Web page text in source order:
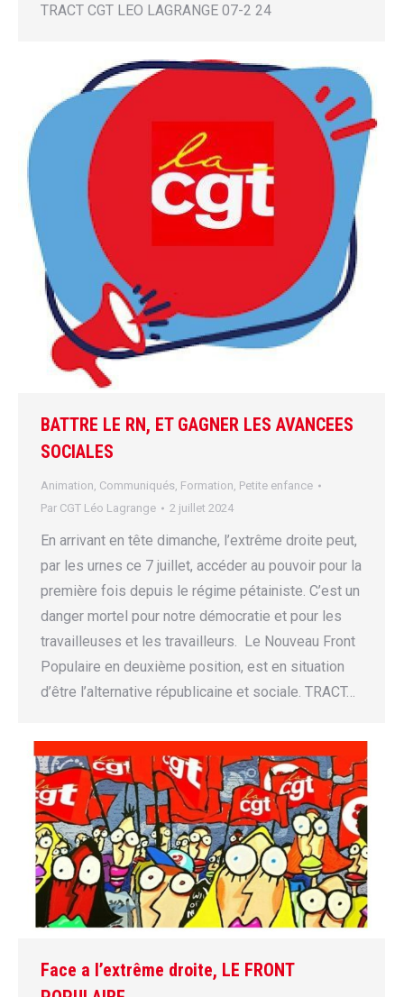
TRACT CGT LEO LAGRANGE 07-2 24
BATTRE LE RN, ET GAGNER LES AVANCEES
SOCIALES
Animation, Communiqués, Formation, Petite enfance
Par CGT Léo Lagrange 2 juillet 2024
En arrivant en tête dimanche, l’extrême droite peut,
par les urnes ce 7 juillet, accéder au pouvoir pour la
première fois depuis le régime pétainiste. C’est un
danger mortel pour notre démocratie et pour les
travailleuses et les travailleurs. Le Nouveau Front
Populaire en deuxième position, est en situation
d’être l’alternative républicaine et sociale. TRACT…
Face a l’extrême droite, LE FRONT